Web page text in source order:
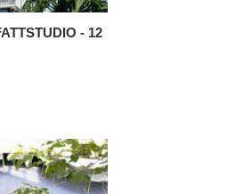
- 12